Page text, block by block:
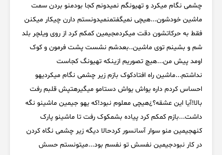
چشمی نگام میکرد و تهیونگم نمیدونم کجا بودمنو بردن سمت
ماشین خودشون...هیچی نمیگفتمنمیدونستم دارن چیکار میکنن
فقط به حرکاتشون دقت میکردمجیمین کمکم کرد از روی ویلچر بلد
شم و بشینم توی ماشین‌..بعدشم نشست پشت ‌‌‌فرمون و کوک
اومد پیش من...هیچ تصوریم ازینکه تهیونگ کجاست
نداشتم...ماشین راه افتادکوک بازم زیر چشمی نگام میکردیهو
احساس کردم داره یواش یواش دستامو میگیرهتپش قلبم رفت
بالا!آیا این عشقه؟¿هیچی معلوم نبود!که یهو جیمین ماشینو نگه
داشت...بازم کمکم کرد پیاده بشمکوک رفت تا ماشینو پارک
کنهجیمین منو سوار آسانسور کردحالا دیگه زیر چشمی نگاه کردن
در کار نبودجیمین نفسش تو نفسم بود...میتونستم حسش